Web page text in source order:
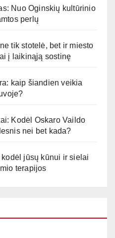
Nuo Oginskių kultūrinio
perlų
tik stotelė, bet ir miesto
į laikinąją sostinę
kaip šiandien veikia
Kodėl Oskaro Vaildo
nei bet kada?
jūsų kūnui ir sielai
terapijos